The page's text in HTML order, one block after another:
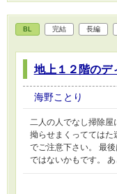
BL 完結 長編
地上１２階のデ
海野ことり
二人の人でなし掃除屋
拗らせまくっててはた
でご注意下さい。 最
ではないかもです。 あ